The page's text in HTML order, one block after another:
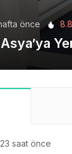
23 saat önce